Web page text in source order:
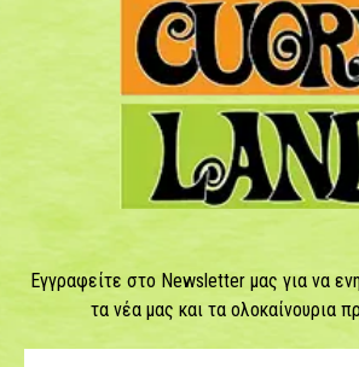
Εγγραφείτε στο Newsletter μας για να
τα νέα μας και τα ολοκαίνουρια